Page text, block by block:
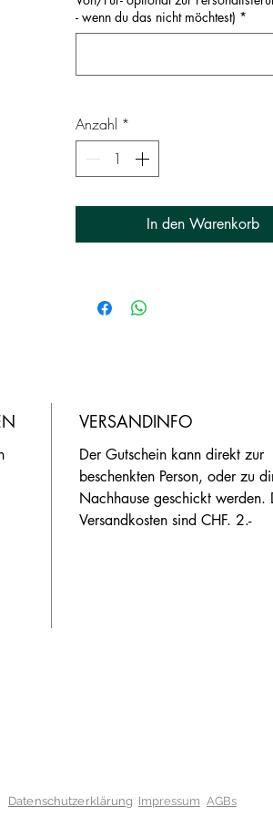
Lieferung: der Gutschein
Wunsch liebevoll Verpackt
- wenn du das nicht möchtest) *
Anzahl *
In den Warenkorb
VERSANDINFO
Der Gutschein kann direkt zur
beschenkten Person, oder zu
Nachhause geschickt werden.
Versandkosten sind CHF. 2.-
Datenschutzerklärung Impressum AGBs